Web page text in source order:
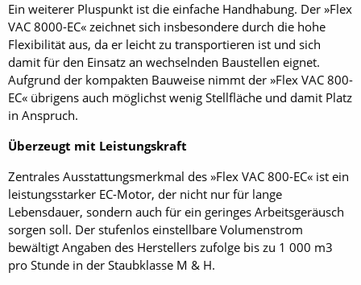
Ein weiterer Pluspunkt ist die einfache Handhabung. Der »Flex
VAC 8000-EC« zeichnet sich insbesondere durch die hohe
Flexibilität aus, da er leicht zu transportieren ist und sich
damit für den Einsatz an wechselnden Baustellen eignet.
Aufgrund der kompakten Bauweise nimmt der »Flex VAC 800-
EC« übrigens auch möglichst wenig Stellfläche und damit Platz
in Anspruch.
Überzeugt mit Leistungskraft
Zentrales Ausstattungsmerkmal des »Flex VAC 800-EC« ist ein
leistungsstarker EC-Motor, der nicht nur für lange
Lebensdauer, sondern auch für ein geringes Arbeitsgeräusch
sorgen soll. Der stufenlos einstellbare Volumenstrom
bewältigt Angaben des Herstellers zufolge bis zu 1 000 m3
pro Stunde in der Staubklasse M & H.